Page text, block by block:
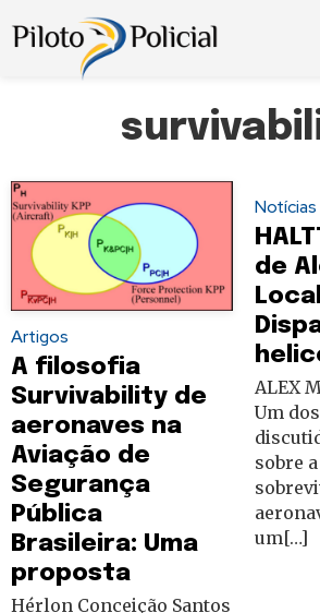
Artigos
A filosofia
Survivability de
aeronaves na
Aviação de
Segurança
Pública
Brasileira: Uma
proposta
Hérlon Conceição Santos
Notícias
de
ALEX
Um
sobre
um[…]